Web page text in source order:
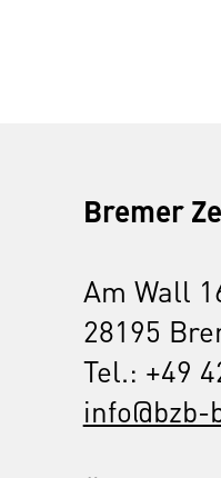
Bremer
Am Wall
28195
Tel.: +49